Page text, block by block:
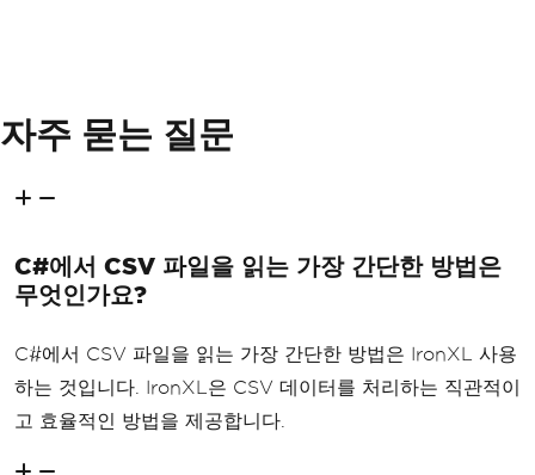
자주 묻는 질문
C#에서 CSV 파일을 읽는 가장 간단한 방법은
무엇인가요?
C#에서 CSV 파일을 읽는 가장 간단한 방법은 IronXL 사용
하는 것입니다. IronXL은 CSV 데이터를 처리하는 직관적이
고 효율적인 방법을 제공합니다.